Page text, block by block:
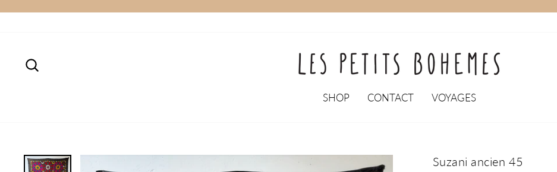
SHOP CONTACT VOYAGES
Suzani ancien 45